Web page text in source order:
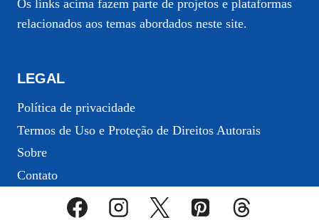
Os links acima fazem parte de projetos e plataformas
relacionados aos temas abordados neste site.
LEGAL
Política de privacidade
Termos de Uso e Proteção de Direitos Autorais
Sobre
Contato